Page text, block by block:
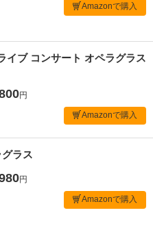
Amazonで購入
イブ コンサート オペラグラス
円
Amazonで購入
ラス
円
Amazonで購入